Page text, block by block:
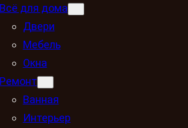
Всё для дома
Двери
Мебель
Окна
Ремонт
Ванная
Интерьер